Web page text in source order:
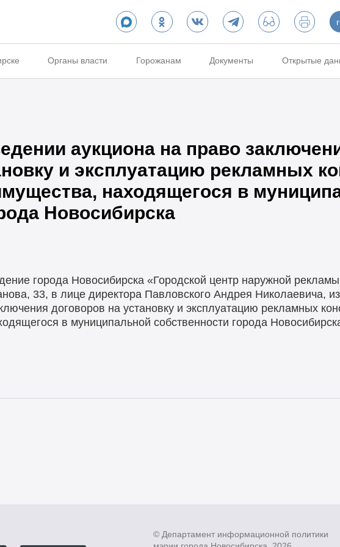
Органы власти Горожанам Документы Открытые
аукциона на право
и эксплуатацию рекламных
находящегося в
Новосибирска
города Новосибирска «Городской центр наружной
33, в лице директора Павловского Андрея Николаевича,
договоров на установку и эксплуатацию рекламных
в муниципальной собственности города
© Департамент информационной политики